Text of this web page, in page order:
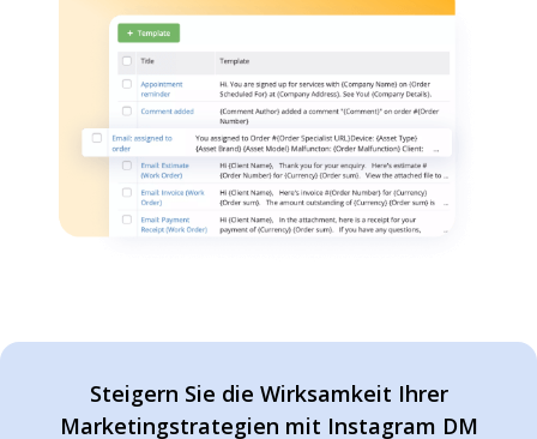
Steigern Sie die Wirksamkeit Ihrer
Marketingstrategien mit Instagram DM